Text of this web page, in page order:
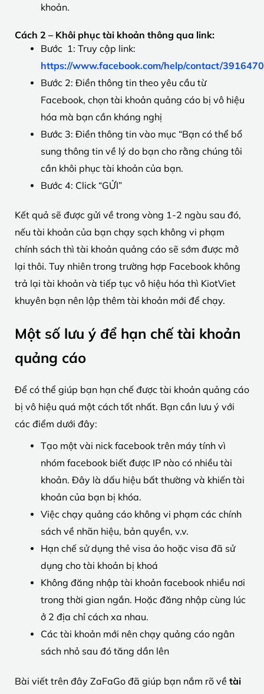
khoản.
Cách 2 – Khôi phục tài khoản thông qua link:
Bước 1: Truy cập link:
https://www.facebook.com/help/contact/
Bước 2: Điền thông tin theo yêu cầu từ
Facebook, chọn tài khoản quảng cáo bị vô hiệu
hóa mà bạn cần kháng nghị
Bước 3: Điền thông tin vào mục “Bạn có thể bổ
sung thông tin về lý do bạn cho rằng chúng tôi
cần khôi phục tài khoản của bạn.
Bước 4: Click “GỬI”
Kết quả sẽ được gửi về trong vòng 1-2 ngàu sau đó,
nếu tài khoản của bạn chạy sạch không vi phạm
chính sách thì tài khoản quảng cáo sẽ sớm được mở
lại thôi. Tuy nhiên trong trường hợp Facebook không
trả lại tài khoản và tiếp tục vô hiệu hóa thì KiotViet
khuyên bạn nên lập thêm tài khoản mới để chạy.
Một số lưu ý để hạn chế tài khoản
quảng cáo
Để có thể giúp bạn hạn chế được tài khoản quảng cáo
bị vô hiệu quá một cách tốt nhất. Bạn cần lưu ý với
các điểm dưới đây:
Tạo một vài nick facebook trên máy tính vì
nhóm facebook biết được IP nào có nhiều tài
khoản. Đây là dấu hiệu bất thường và khiến tài
khoản của bạn bị khóa.
Việc chạy quảng cáo không vi phạm các chính
sách về nhãn hiệu, bản quyền, v.v.
Hạn chế sử dụng thẻ visa ảo hoặc visa đã sử
dụng cho tài khoản bị khoá
Không đăng nhập tài khoản facebook nhiều nơi
trong thời gian ngắn. Hoặc đăng nhập cùng lúc
ở 2 địa chỉ cách xa nhau.
Các tài khoản mới nên chạy quảng cáo ngân
sách nhỏ sau đó tăng dần lên
Bài viết trên đây ZaFaGo đã giúp bạn nắm rõ về tài